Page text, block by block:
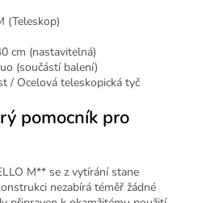
(Teleskop)
cm (nastavitelná)
(součástí balení)
/ Ocelová teleskopická tyč
pomocník pro
M** se z vytírání stane
nezabírá téměř žádné